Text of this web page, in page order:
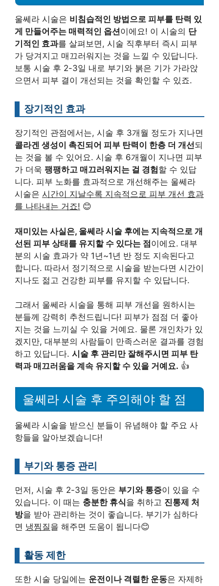
울쎄라 시술은 비침습적인 방법으로 피부를 탄력 있
게 만들어주는 매력적인 옵션이에요! 이 시술의 단
기적인 효과를 살펴보면, 시술 직후부터 즉시 피부
가 당겨지고 매끄러워지는 것을 느낄 수 있답니다.
보통 시술 후 2-3일 내로 부기와 붉은 기가 가라앉
으면서 피부 결이 개선되는 것을 확인할 수 있죠.
장기적인 효과
장기적인 관점에서는, 시술 후 3개월 정도가 지나면
콜라겐 생성이 촉진되어 피부 탄력이 한층 더 개선되
는 것을 볼 수 있어요. 시술 후 6개월이 지나면 피부
가 더욱 팽팽하고 매끄러워지는 걸 경험할 수 있답
니다. 피부 노화를 효과적으로 개선해주는 울쎄라
시술은 시간이 지날수록 지속적으로 피부 개선 효과
를 나타내는 거죠! 😊
재미있는 사실은, 울쎄라 시술 후에는 지속적으로 개
선된 피부 상태를 유지할 수 있다는 점이에요. 대부
분의 시술 효과가 약 1년~1년 반 정도 지속된다고
합니다. 따라서 정기적으로 시술을 받는다면 시간이
지나도 젊고 건강한 피부를 유지할 수 있답니다.
그래서 울쎄라 시술을 통해 피부 개선을 원하시는
분들께 강력히 추천드립니다! 피부가 점점 더 좋아
지는 것을 느끼실 수 있을 거예요. 물론 개인차가 있
겠지만, 대부분의 사람들이 만족스러운 결과를 경험
하고 있답니다. 시술 후 관리만 잘해주시면 피부 탄
력과 매끄러움을 계속 유지할 수 있을 거예요. 👍
울쎄라 시술 후 주의해야 할 점
울쎄라 시술을 받으신 분들이 유념해야 할 주요 사
항들을 알아보겠습니다!
부기와 통증 관리
먼저, 시술 후 2-3일 동안은 부기와 통증이 있을 수
있습니다. 이 때는 충분한 휴식을 취하고 진통제 처
방을 받아 관리하는 것이 좋습니다. 부기가 심하다
면 냉찜질을 해주면 도움이 됩니다😊
활동 제한
또한 시술 당일에는 운전이나 격렬한 운동은 자제하